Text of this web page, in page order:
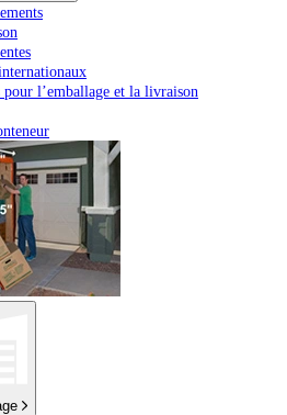
pour l’emballage et la livraison